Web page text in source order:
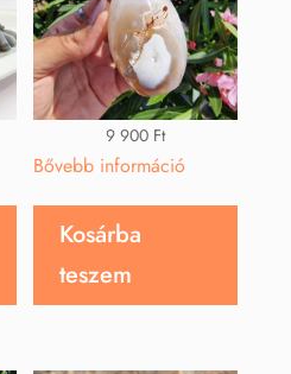
9 900 Ft
Bővebb információ
Kosárba
teszem